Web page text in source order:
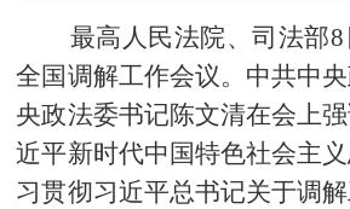
最高人民法院、司法部8
全国调解工作会议。中共中
央政法委书记陈文清在会上
近平新时代中国特色社会主
习贯彻习近平总书记关于调